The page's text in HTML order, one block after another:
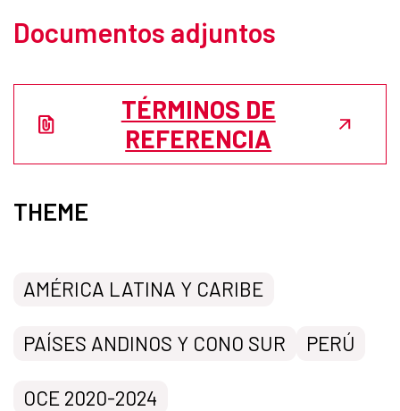
Documentos adjuntos
TÉRMINOS DE
REFERENCIA
THEME
AMÉRICA LATINA Y CARIBE
PAÍSES ANDINOS Y CONO SUR PERÚ
OCE 2020-2024